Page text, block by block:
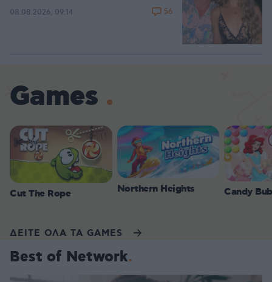
08.08.2026, 09:14 56
Games
Cut The Rope Northern Heights Candy
ΔΕΙΤΕ ΟΛΑ ΤΑ GAMES
Best of Network